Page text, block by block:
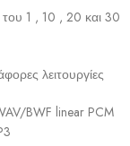
του 1 , 10 , 20 και 30
λειτουργίες
BWF linear PCM